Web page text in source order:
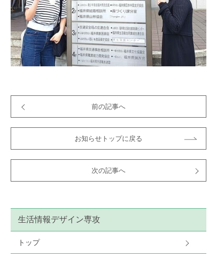
前の記事へ
お知らせトップに戻る
次の記事へ
生活情報デザイン専攻
トップ